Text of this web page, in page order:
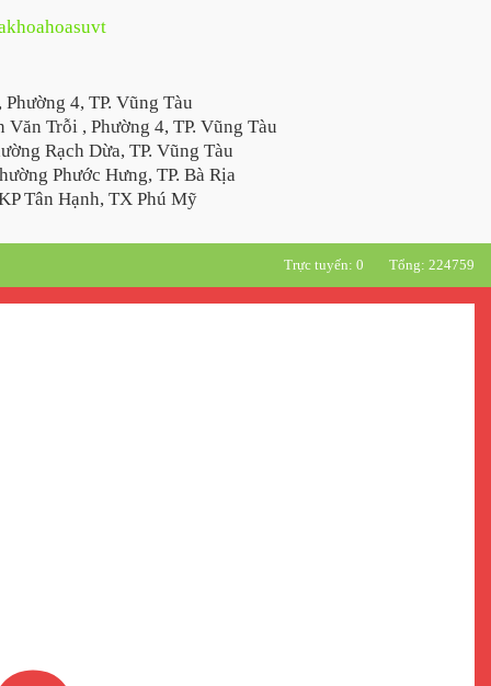
4, TP. Vũng Tàu
Trỗi , Phường 4, TP. Vũng Tàu
Rạch Dừa, TP. Vũng Tàu
Phước Hưng, TP. Bà Rịa
Tân Hạnh, TX Phú Mỹ
Trực tuyến: 0 Tổng: 224759